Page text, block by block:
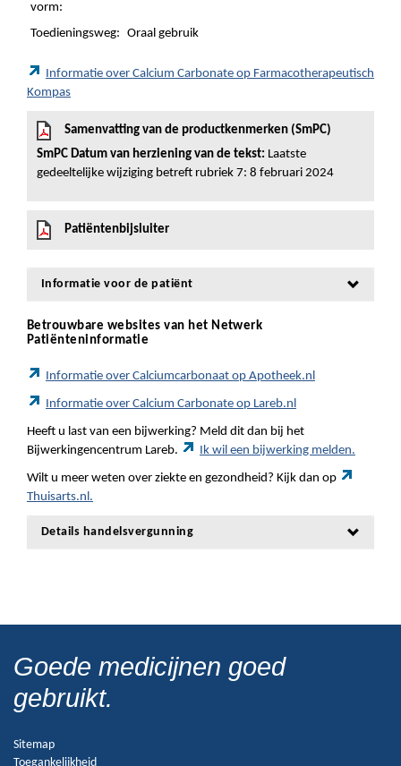
vorm:
Toedieningsweg: Oraal gebruik
Informatie over Calcium Carbonate op Farmacotherapeutisch
Kompas
Samenvatting van de productkenmerken (SmPC)
SmPC Datum van herziening van de tekst: Laatste
gedeeltelijke wijziging betreft rubriek 7: 8 februari 2024
Patiëntenbijsluiter
Informatie voor de patiënt
Betrouwbare websites van het Netwerk
Patiënteninformatie
Informatie over Calciumcarbonaat op Apotheek.nl
Informatie over Calcium Carbonate op Lareb.nl
Heeft u last van een bijwerking? Meld dit dan bij het
Bijwerkingencentrum Lareb.
Ik wil een bijwerking melden.
Wilt u meer weten over ziekte en gezondheid? Kijk dan op
Thuisarts.nl.
Details handelsvergunning
Goede medicijnen goed
gebruikt.
Sitemap
Toegankelijkheid